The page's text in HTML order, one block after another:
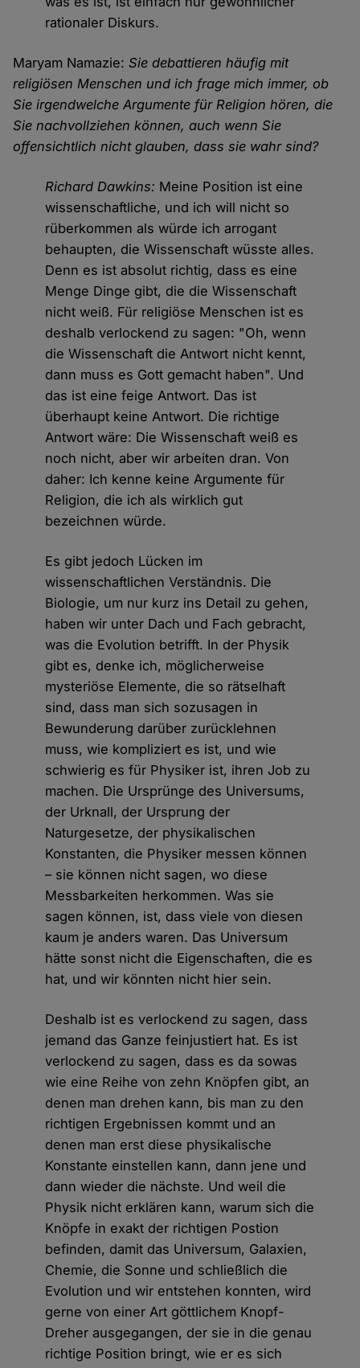
rationaler Diskurs.
Maryam Namazie:Sie debattieren häufig mit
religiösen Menschen und ich frage mich immer, ob
Sie irgendwelche Argumente für Religion hören, die
Sie nachvollziehen können, auch wenn Sie
offensichtlich nicht glauben, dass sie wahr sind?
Richard Dawkins: Meine Position ist eine
wissenschaftliche, und ich will nicht so
rüberkommen als würde ich arrogant
behaupten, die Wissenschaft wüsste alles.
Denn es ist absolut richtig, dass es eine
Menge Dinge gibt, die die Wissenschaft
nicht weiß. Für religiöse Menschen ist es
deshalb verlockend zu sagen: "Oh, wenn
die Wissenschaft die Antwort nicht kennt,
dann muss es Gott gemacht haben". Und
das ist eine feige Antwort. Das ist
überhaupt keine Antwort. Die richtige
Antwort wäre: Die Wissenschaft weiß es
noch nicht, aber wir arbeiten dran. Von
daher: Ich kenne keine Argumente für
Religion, die ich als wirklich gut
bezeichnen würde.
Es gibt jedoch Lücken im
wissenschaftlichen Verständnis. Die
Biologie, um nur kurz ins Detail zu gehen,
haben wir unter Dach und Fach gebracht,
was die Evolution betrifft. In der Physik
gibt es, denke ich, möglicherweise
mysteriöse Elemente, die so rätselhaft
sind, dass man sich sozusagen in
Bewunderung darüber zurücklehnen
muss, wie kompliziert es ist, und wie
schwierig es für Physiker ist, ihren Job zu
machen. Die Ursprünge des Universums,
der Urknall, der Ursprung der
Naturgesetze, der physikalischen
Konstanten, die Physiker messen können
– sie können nicht sagen, wo diese
Messbarkeiten herkommen. Was sie
sagen können, ist, dass viele von diesen
kaum je anders waren. Das Universum
hätte sonst nicht die Eigenschaften, die es
hat, und wir könnten nicht hier sein.
Deshalb ist es verlockend zu sagen, dass
jemand das Ganze feinjustiert hat. Es ist
verlockend zu sagen, dass es da sowas
wie eine Reihe von zehn Knöpfen gibt, an
denen man drehen kann, bis man zu den
richtigen Ergebnissen kommt und an
denen man erst diese physikalische
Konstante einstellen kann, dann jene und
dann wieder die nächste. Und weil die
Physik nicht erklären kann, warum sich die
Knöpfe in exakt der richtigen Postion
befinden, damit das Universum, Galaxien,
Chemie, die Sonne und schließlich die
Evolution und wir entstehen konnten, wird
gerne von einer Art göttlichem Knopf-
Dreher ausgegangen, der sie in die genau
richtige Position bringt, wie er es sich